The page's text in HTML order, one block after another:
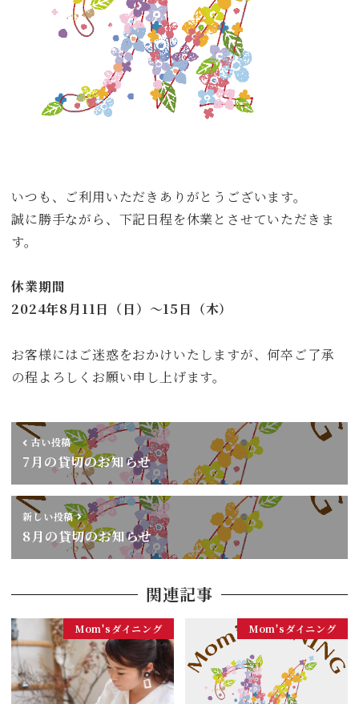
いつも、ご利用いただきありがとうございます。
誠に勝手ながら、下記日程を休業とさせていただきま
す。
休業期間
2024年8月11日（日）～15日（木）
お客様にはご迷惑をおかけいたしますが、何卒ご了承
の程よろしくお願い申し上げます。
古い投稿
7月の貸切のお知らせ
新しい投稿
8月の貸切のお知らせ
関連記事
Mom'sダイニング Mom'sダイニング